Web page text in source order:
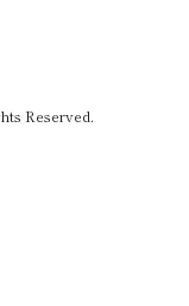
Reserved.